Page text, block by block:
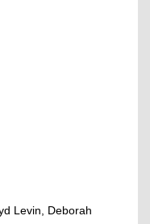
Levin, Deborah